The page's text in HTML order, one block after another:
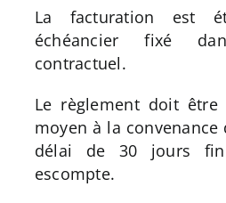
La facturation est
échéancier fixé
contractuel.
Le règlement doit
moyen à la
délai de 30 jours
escompte.